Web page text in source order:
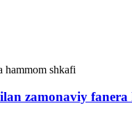
zamonaviy fanera